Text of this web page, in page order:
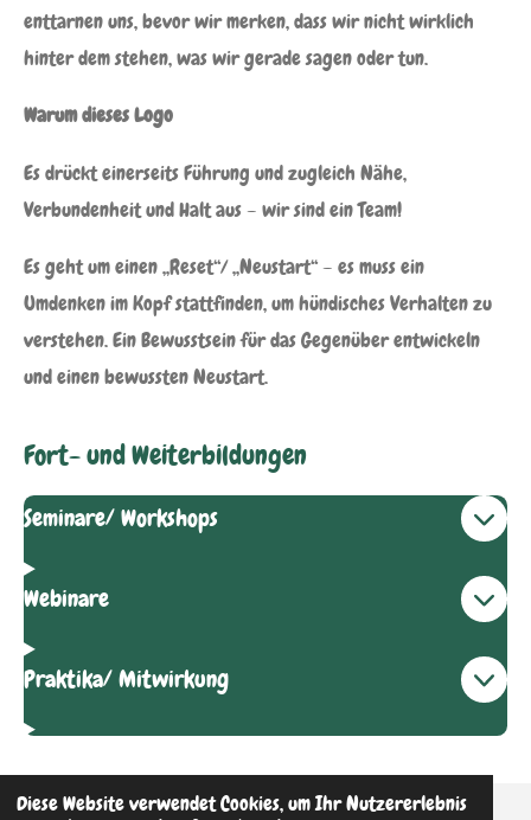
Diese Website verwendet Cookies, um Ihr Nutzererlebnis
enttarnen uns, bevor wir merken, dass wir nicht wirklich
hinter dem stehen, was wir gerade sagen oder tun.
Warum dieses Logo
Es drückt einerseits Führung und zugleich Nähe,
Verbundenheit und Halt aus – wir sind ein Team!
Es geht um einen „Reset“/ „Neustart“ – es muss ein
Umdenken im Kopf stattfinden, um hündisches Verhalten zu
verstehen. Ein Bewusstsein für das Gegenüber entwickeln
und einen bewussten Neustart.
Fort- und Weiterbildungen
Seminare/ Workshops
Webinare
Praktika/ Mitwirkung